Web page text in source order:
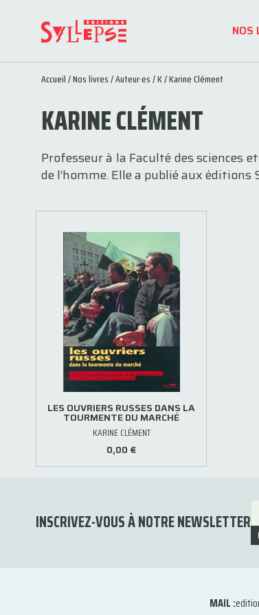
NOS
Accueil/Nos livres/Auteur·es/K/ Karine Clément
KARINE CLÉMENT
Professeur à la Faculté des sciences
de l’homme. Elle a publié aux éditions
LES OUVRIERS RUSSES DANS LA
TOURMENTE DU MARCHÉ
KARINE CLÉMENT
0,00 €
INSCRIVEZ-VOUS À NOTRE NEWSLETTER
MAIL :